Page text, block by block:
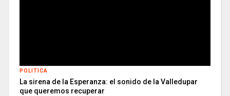
POLITICA
La sirena de la Esperanza: el sonido de la Valledupar
que queremos recuperar